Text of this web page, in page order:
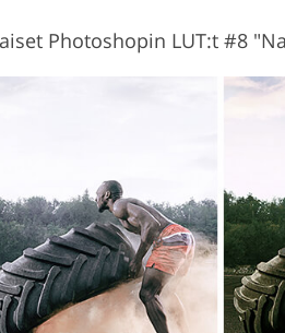
Photoshopin LUT:t #8